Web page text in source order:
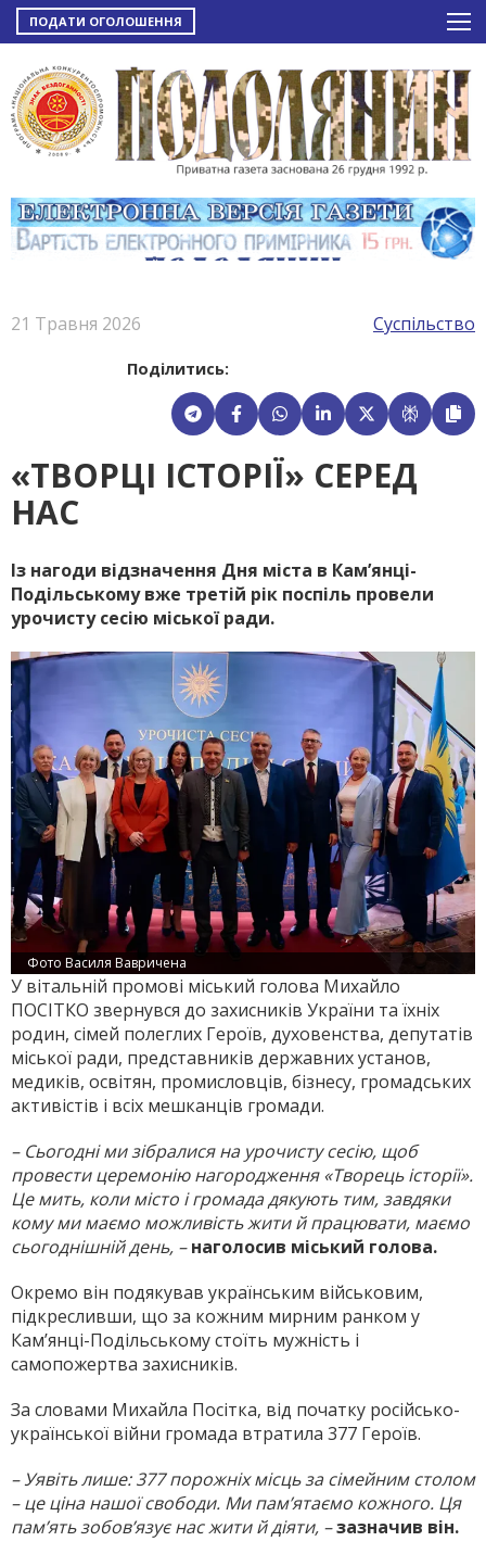
ПОДАТИ ОГОЛОШЕННЯ
21 Травня 2026 Суспільство
Поділитись:
«ТВОРЦІ ІСТОРІЇ» СЕРЕД
НАС
Із нагоди відзначення Дня міста в Кам’янці-
Подільському вже третій рік поспіль провели
урочисту сесію міської ради.
Фото Василя Вавричена
У вітальній промові міський голова Михайло
ПОСІТКО звернувся до захисників України та їхніх
родин, сімей полеглих Героїв, духовенства, депутатів
міської ради, представників державних установ,
медиків, освітян, промисловців, бізнесу, громадських
активістів і всіх мешканців громади.
– Сьогодні ми зібралися на урочисту сесію, щоб
провести церемонію нагородження «Творець історії».
Це мить, коли місто і громада дякують тим, завдяки
кому ми маємо можливість жити й працювати, маємо
сьогоднішній день, –наголосив міський голова.
Окремо він подякував українським військовим,
підкресливши, що за кожним мирним ранком у
Кам’янці-Подільському стоїть мужність і
самопожертва захисників.
За словами Михайла Посітка, від початку російсько-
української війни громада втратила 377 Героїв.
– Уявіть лише: 377 порожніх місць за сімейним столом
– це ціна нашої свободи. Ми пам’ятаємо кожного. Ця
пам’ять зобов’язує нас жити й діяти, –зазначив він.